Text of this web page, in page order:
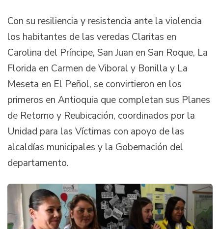
Con su resiliencia y resistencia ante la violencia
los habitantes de las veredas Claritas en
Carolina del Príncipe, San Juan en San Roque, La
Florida en Carmen de Viboral y Bonilla y La
Meseta en El Peñol, se convirtieron en los
primeros en Antioquia que completan sus Planes
de Retorno y Reubicación, coordinados por la
Unidad para las Víctimas con apoyo de las
alcaldías municipales y la Gobernación del
departamento.